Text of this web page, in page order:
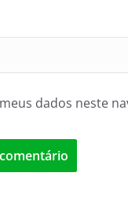
dados neste